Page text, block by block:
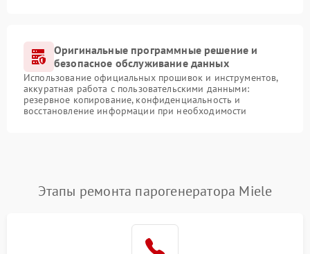
Оригинальные программные решение и
безопасное обслуживание данных
Использование официальных прошивок и инструментов,
аккуратная работа с пользовательскими данными:
резервное копирование, конфиденциальность и
восстановление информации при необходимости
Этапы ремонта парогенератора Miele